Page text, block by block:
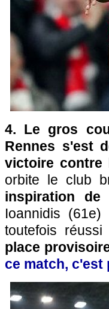
4. Le gros
Rennes s'est
victoire contre
orbite le club
inspiration de
Ioannidis
toutefois
place
ce match, c'est